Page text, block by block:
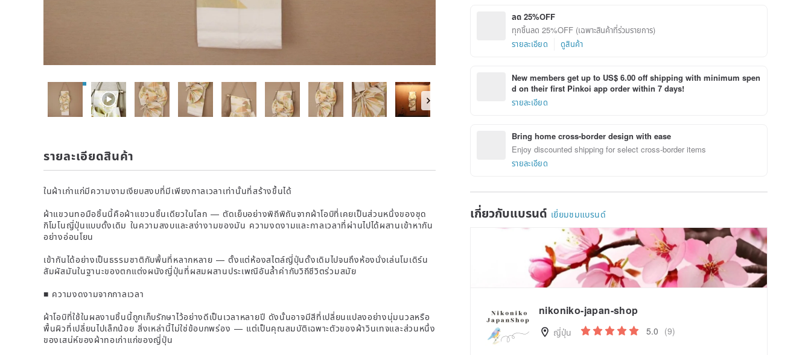
ลด 25%OFF
ทุกชิ้นลด 25%OFF (เฉพาะสินค้าที่ร่วมรายการ)
รายละเอียด
ดูสินค้า
New members get up to US$ 6.00 off shipping with minimum spen
d on their first Pinkoi app order within 7 days!
รายละเอียด
Bring home cross-border design with ease
Enjoy discounted shipping for select cross-border items
รายละเอียด
เกี่ยวกับแบรนด์ เยี่ยมชมแบรนด์
nikoniko-japan-shop
ญี่ปุ่น 5.0 (9)
รายละเอียดสินค้า
ในผ้าเก่าแก่มีความงามเงียบสงบที่มีเพียงกาลเวลาเท่านั้นที่สร้างขึ้นได้
ผ้าแขวนทอมือชิ้นนี้คือผ้าแขวนชิ้นเดียวในโลก — ตัดเย็บอย่างพิถีพิถันจากผ้าโอบิที่เคยเป็นส่วนหนึ่งของชุด
กิโมโนญี่ปุ่นแบบดั้งเดิม ในความสงบและสง่างามของมัน ความงดงามและกาลเวลาที่ผ่านไปได้ผสานเข้าหากัน
อย่างอ่อนโยน
เข้ากันได้อย่างเป็นธรรมชาติกับพื้นที่หลากหลาย — ตั้งแต่ห้องสไตล์ญี่ปุ่นดั้งเดิมไปจนถึงห้องนั่งเล่นโมเดิร์น
สัมผัสมันในฐานะของตกแต่งผนังญี่ปุ่นที่ผสมผสานประเพณีอันล้ำค่ากับวิถีชีวิตร่วมสมัย
■ ความงดงามจากกาลเวลา
ผ้าโอบิที่ใช้ในผลงานชิ้นนี้ถูกเก็บรักษาไว้อย่างดีเป็นเวลาหลายปี ดังนั้นอาจมีสีที่เปลี่ยนแปลงอย่างนุ่มนวลหรือ
พื้นผิวที่เปลี่ยนไปเล็กน้อย สิ่งเหล่านี้ไม่ใช่ข้อบกพร่อง — แต่เป็นคุณสมบัติเฉพาะตัวของผ้าวินเทจและส่วนหนึ่ง
ของเสน่ห์ของผ้าทอเก่าแก่ของญี่ปุ่น